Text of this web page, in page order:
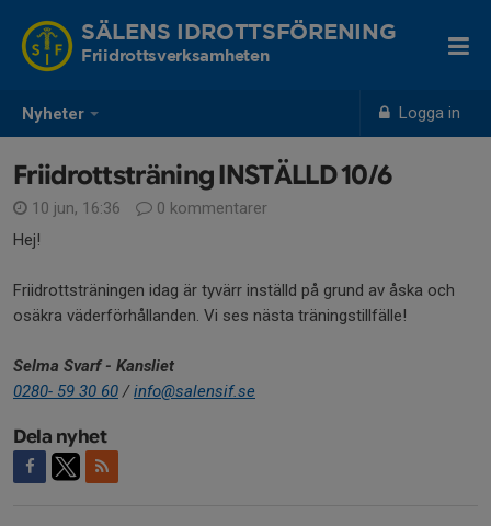
Nyheter Logga in
SÄLENS IDROTTSFÖRENING
Friidrottsverksamheten
Friidrottsträning INSTÄLLD 10/6
10 jun, 16:36
0 kommentarer
Hej!
Friidrottsträningen idag är tyvärr inställd på grund av åska och
osäkra väderförhållanden. Vi ses nästa träningstillfälle!
Selma Svarf - Kansliet
0280- 59 30 60/info@salensif.se
Dela nyhet